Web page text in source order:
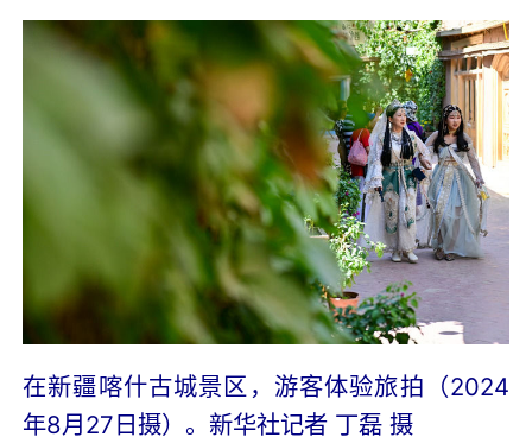
在新疆喀什古城景区，游客体验旅拍（2024
年8月27日摄）。新华社记者 丁磊 摄